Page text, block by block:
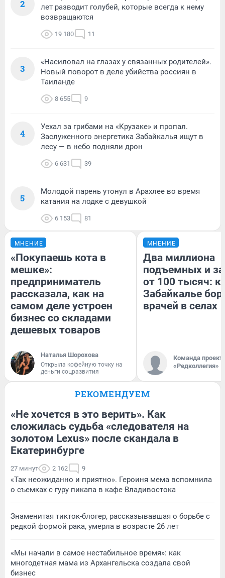
2
лет разводит голубей, которые всегда к нему
возвращаются
19 180 11
3
«Насиловал на глазах у связанных родителей».
Новый поворот в деле убийства россиян в
Таиланде
8 655 9
4
Уехал за грибами на «Крузаке» и пропал.
Заслуженного энергетика Забайкалья ищут в
лесу — в небо подняли дрон
6 631 39
5
Молодой парень утонул в Арахлее во время
катания на лодке с девушкой
6 153 81
МНЕНИЕ
«Покупаешь кота в
мешке»:
предприниматель
рассказала, как на
самом деле устроен
бизнес со складами
дешевых товаров
Наталья Шорохова
Открыла кофейную точку на
деньги соцразвития
МНЕНИЕ
Два миллиона
подъемных и
от 100 тысяч:
Забайкалье
врачей в селах
Команда
«Редколлегия»
РЕКОМЕНДУЕМ
«Не хочется в это верить». Как
сложилась судьба «следователя на
золотом Lexus» после скандала в
Екатеринбурге
27 минут 2 162 9
«Так неожиданно и приятно». Героиня мема вспомнила
о съемках с гуру пикапа в кафе Владивостока
Знаменитая тикток-блогер, рассказывавшая о борьбе с
редкой формой рака, умерла в возрасте 26 лет
«Мы начали в самое нестабильное время»: как
многодетная мама из Архангельска создала свой
бизнес